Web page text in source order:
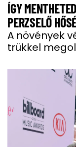
ÍGY
PERZSELŐ
A növények
trükkel